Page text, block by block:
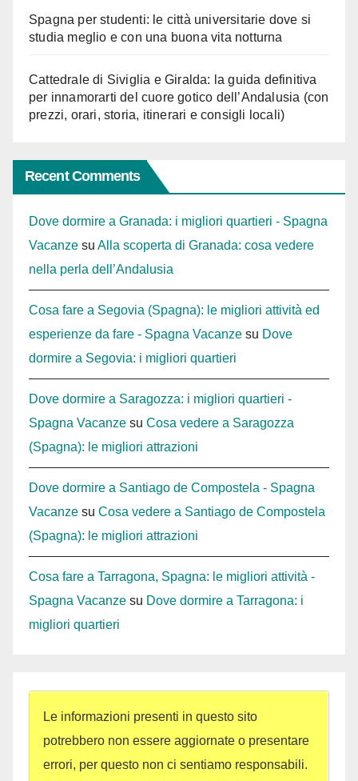
Spagna per studenti: le città universitarie dove si
studia meglio e con una buona vita notturna
Cattedrale di Siviglia e Giralda: la guida definitiva
per innamorarti del cuore gotico dell’Andalusia (con
prezzi, orari, storia, itinerari e consigli locali)
Recent Comments
Dove dormire a Granada: i migliori quartieri - Spagna
Vacanze su Alla scoperta di Granada: cosa vedere
nella perla dell’Andalusia
Cosa fare a Segovia (Spagna): le migliori attività ed
esperienze da fare - Spagna Vacanze su Dove
dormire a Segovia: i migliori quartieri
Dove dormire a Saragozza: i migliori quartieri -
Spagna Vacanze su Cosa vedere a Saragozza
(Spagna): le migliori attrazioni
Dove dormire a Santiago de Compostela - Spagna
Vacanze su Cosa vedere a Santiago de Compostela
(Spagna): le migliori attrazioni
Cosa fare a Tarragona, Spagna: le migliori attività -
Spagna Vacanze su Dove dormire a Tarragona: i
migliori quartieri
Le informazioni presenti in questo sito
potrebbero non essere aggiornate o presentare
errori, per questo non ci sentiamo responsabili.